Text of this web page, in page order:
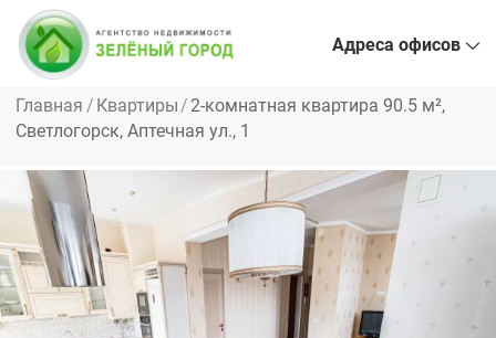
Адреса офисов
Главная Квартиры
2-комнатная квартира 90.5 м²,
Светлогорск, Аптечная ул., 1